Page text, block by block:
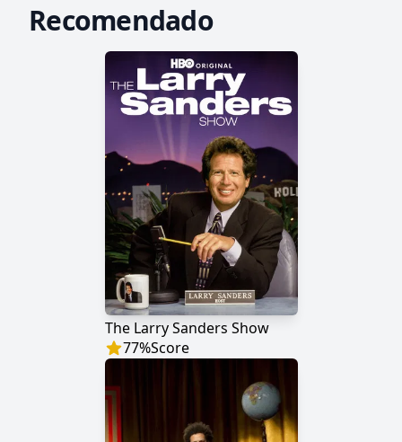
Recomendado
The Larry Sanders Show
77%Score